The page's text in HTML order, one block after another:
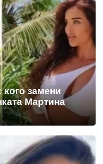
замени
Мартина